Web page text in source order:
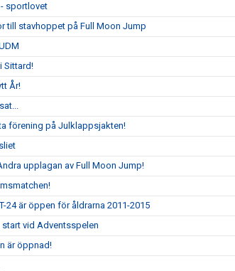
sportlovet
till stavhoppet på Full Moon Jump
Sittard!
År!
förening på Julklappsjakten!
upplagan av Full Moon Jump!
24 är öppen för åldrarna 2011-2015
start vid Adventsspelen
är öppnad!